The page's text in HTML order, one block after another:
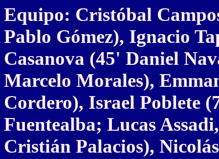
Equipo: Cristóbal
Pablo Gómez), Ignacio
Casanova (45' Daniel
Marcelo Morales),
Cordero), Israel Poblete
Fuentealba; Lucas
Cristián Palacios),